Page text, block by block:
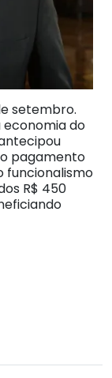
setembro.
economia do
pagamento
funcionalismo
R$ 450